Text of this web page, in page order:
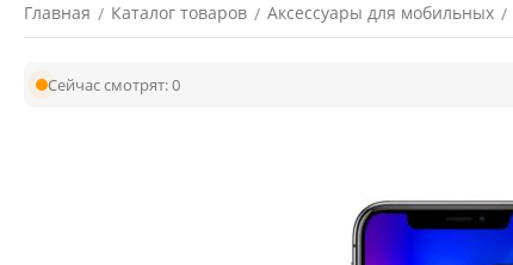
Главная / Каталог товаров / Аксессуары для мобильных /
Сейчас смотрят:0